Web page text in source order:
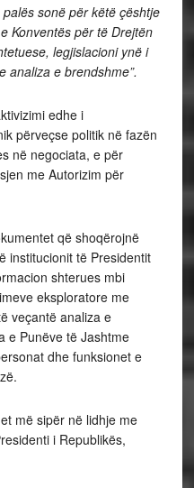
sonë për këtë çështje
Konventës për të Drejtën
legjislacioni ynë i
analiza e brendshme”.
edhe i
përveçse politik në fazën
në negociata, e për
me Autorizim për
që shoqërojnë
institucionit të Presidentit
shterues mbi
eksploratore me
veçantë analiza e
e Punëve të Jashtme
dhe funksionet e
më sipër në lidhje me
i Republikës,